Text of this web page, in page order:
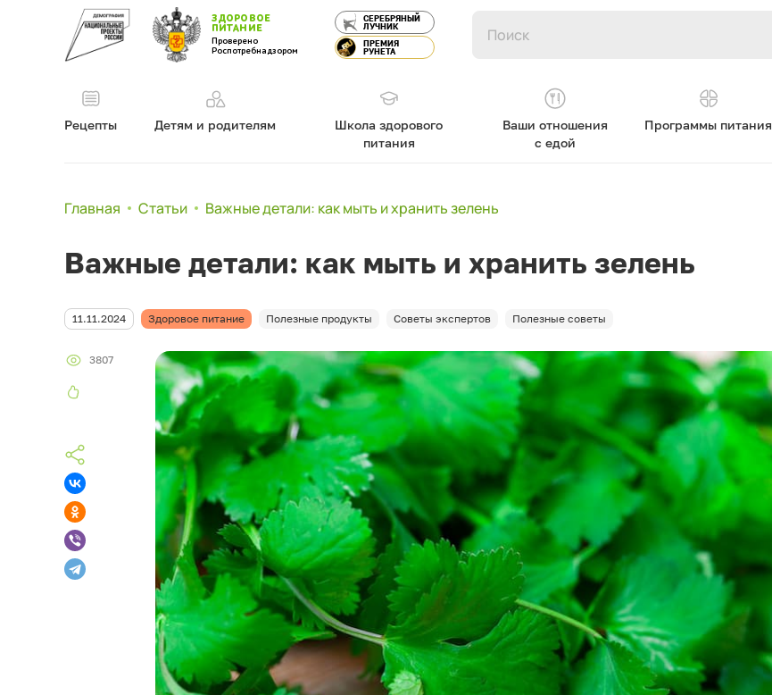
ЗДОРОВОЕ
ПИТАНИЕ
Проверено
Роспотребнадзором
СЕРЕБРЯНЫЙ
ЛУЧНИК
ПРЕМИЯ
РУНЕТА
Рецепты Детям и родителям
Школа здорового
питания
Ваши отношения
с едой
Программы питания
Главная Статьи Важные детали: как мыть и хранить зелень
Важные детали: как мыть и хранить зелень
11.11.2024 Здоровое питание Полезные продукты Советы экспертов Полезные советы
3807